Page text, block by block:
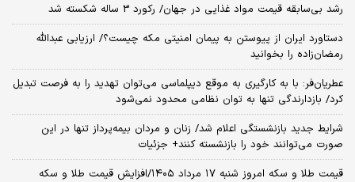
رشد بی‌سابقه قیمت مواد غذایی در جهان/ رکورد 3 ساله شکسته شد
دستاورد ایران از پیوستن به پیمان امنیتی مکه چیست؟/ ارزیابی عبدالله
رمضان‌زاده را بخوانید
عطریان‌فر: با به کارگیری به موقع دیپلماسی می‌توان تهدید را به فرصت تبدیل
کرد/ بازدارندگی تنها به توان نظامی محدود نمی‌شود
شرایط جدید بازنشستگی اعلام شد/ زنان و مردان بیمه‌پرداز تنها در این
صورت می‌توانند خود را بازنشسته کنند+ جزئیات
قیمت طلا و سکه امروز شنبه ۱۷ مرداد ۱۴۰۵/افزایش قیمت طلا و سکه